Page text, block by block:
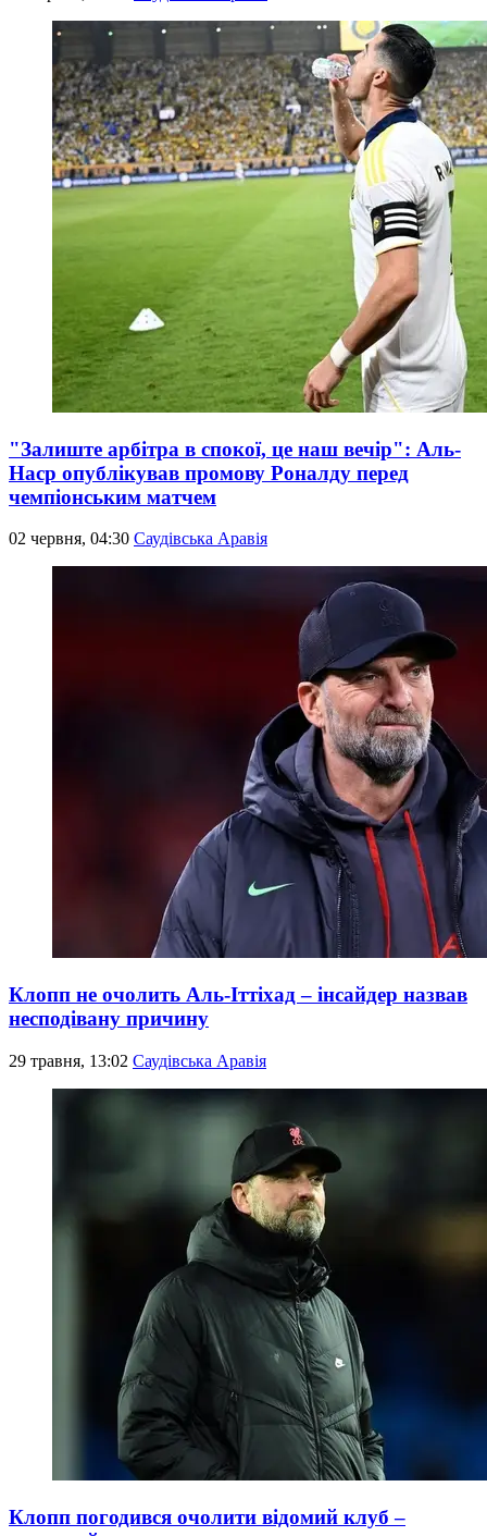
"Залиште арбітра в спокої, це наш вечір": Аль-
Наср опублікував промову Роналду перед
чемпіонським матчем
02 червня, 04:30 Саудівська Аравія
Клопп не очолить Аль-Іттіхад – інсайдер назвав
несподівану причину
29 травня, 13:02 Саудівська Аравія
Клопп погодився очолити відомий клуб –